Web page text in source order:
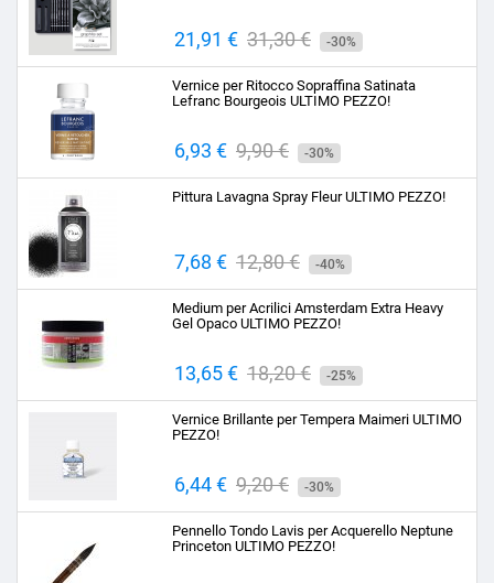
Prezzo
21,91 € Prezzo
base
31,30 € -30%
Vernice per Ritocco Sopraffina Satinata
Lefranc Bourgeois ULTIMO PEZZO!
Prezzo
6,93 € Prezzo
base
9,90 € -30%
Pittura Lavagna Spray Fleur ULTIMO PEZZO!
Prezzo
7,68 € Prezzo
base
12,80 € -40%
Medium per Acrilici Amsterdam Extra Heavy
Gel Opaco ULTIMO PEZZO!
Prezzo
13,65 € Prezzo
base
18,20 € -25%
Vernice Brillante per Tempera Maimeri ULTIMO
PEZZO!
Prezzo
6,44 € Prezzo
base
9,20 € -30%
Pennello Tondo Lavis per Acquerello Neptune
Princeton ULTIMO PEZZO!